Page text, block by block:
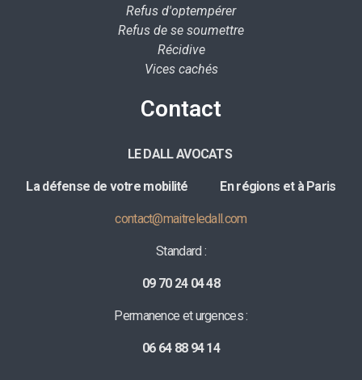
Refus d'optempérer
Refus de se soumettre
Récidive
Vices cachés
Contact
LE DALL AVOCATS
La défense de votre mobilité En régions et à Paris
contact@maitreledall.com
Standard :
09 70 24 04 48
Permanence et urgences :
06 64 88 94 14